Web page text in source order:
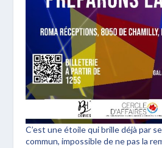
C’est une étoile qui brille déjà par
commun, impossible de ne pas la